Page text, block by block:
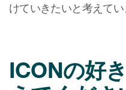
けていきたいと考えてい
ICONの好